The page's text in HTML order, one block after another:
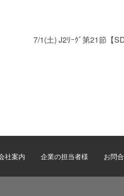
7/1(土) J2ﾘｰｸﾞ第21節【
社案内 企業の担当者様 お問